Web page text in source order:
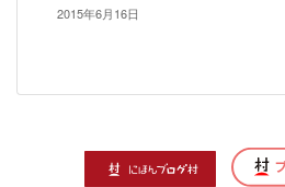
2015年6月16日